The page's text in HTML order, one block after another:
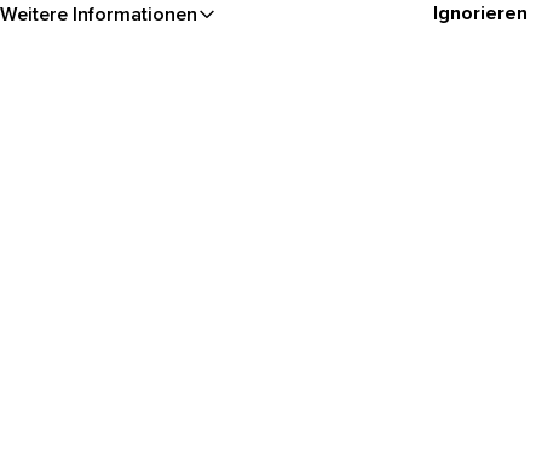
Weitere Informationen Ignorieren